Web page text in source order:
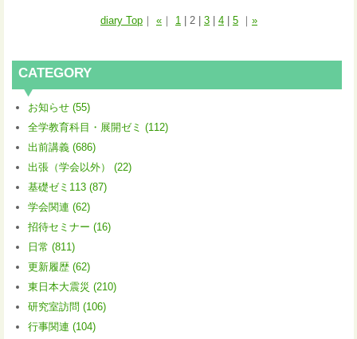
diary Top｜ «｜ 1| 2| 3| 4| 5 ｜ »
CATEGORY
お知らせ (55)
全学教育科目・展開ゼミ (112)
出前講義 (686)
出張（学会以外） (22)
基礎ゼミ113 (87)
学会関連 (62)
招待セミナー (16)
日常 (811)
更新履歴 (62)
東日本大震災 (210)
研究室訪問 (106)
行事関連 (104)